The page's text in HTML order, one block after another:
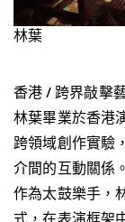
林葉
香港 / 跨界敲擊
林葉畢業於香港
跨領域創作實驗
介間的互動關係。
作為太鼓樂手，
式，在表演框架